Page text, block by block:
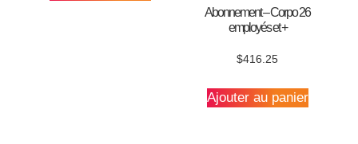
Abonnement – Corpo 26
employés et +
$416.25
Ajouter au panier